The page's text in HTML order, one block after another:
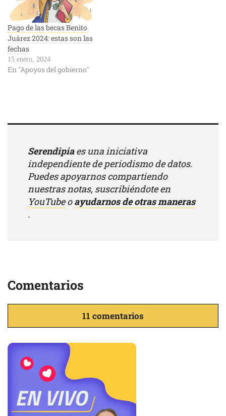
Pago de las becas Benito
Juárez 2024: estas son las
fechas
15 enero, 2024
En "Apoyos del gobierno"
Serendipiaes una iniciativa
independiente de periodismo de datos.
Puedes apoyarnos compartiendo
nuestras notas, suscribiéndote en
YouTubeoayudarnos de otras maneras
.
Comentarios
11 comentarios